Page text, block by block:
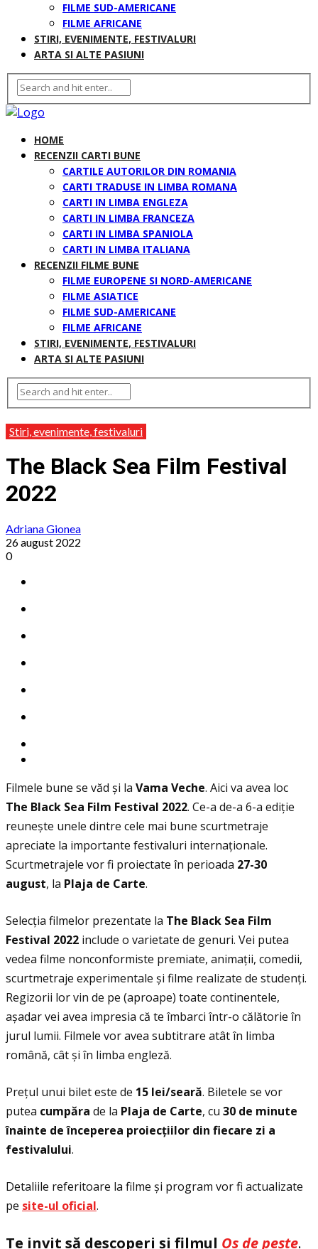
FILME SUD-AMERICANE
FILME AFRICANE
STIRI, EVENIMENTE, FESTIVALURI
ARTA SI ALTE PASIUNI
HOME
RECENZII CARTI BUNE
CARTILE AUTORILOR DIN ROMANIA
CARTI TRADUSE IN LIMBA ROMANA
CARTI IN LIMBA ENGLEZA
CARTI IN LIMBA FRANCEZA
CARTI IN LIMBA SPANIOLA
CARTI IN LIMBA ITALIANA
RECENZII FILME BUNE
FILME EUROPENE SI NORD-AMERICANE
FILME ASIATICE
FILME SUD-AMERICANE
FILME AFRICANE
STIRI, EVENIMENTE, FESTIVALURI
ARTA SI ALTE PASIUNI
Stiri, evenimente, festivaluri
The Black Sea Film Festival
2022
Adriana Gionea
26 august 2022
0
Filmele bune se văd și la Vama Veche. Aici va avea loc
The Black Sea Film Festival 2022. Ce-a de-a 6-a ediţie
reunește unele dintre cele mai bune scurtmetraje
apreciate la importante festivaluri internaţionale.
Scurtmetrajele vor fi proiectate în perioada 27-30
august, la Plaja de Carte.
Selecţia filmelor prezentate la The Black Sea Film
Festival 2022 include o varietate de genuri. Vei putea
vedea filme nonconformiste premiate, animaţii, comedii,
scurtmetraje experimentale și filme realizate de studenţi.
Regizorii lor vin de pe (aproape) toate continentele,
așadar vei avea impresia că te îmbarci într-o călătorie în
jurul lumii. Filmele vor avea subtitrare atât în limba
română, cât și în limba engleză.
Preţul unui bilet este de 15 lei/seară. Biletele se vor
putea cumpăra de la Plaja de Carte, cu 30 de minute
înainte de începerea proiecţiilor din fiecare zi a
festivalului.
Detaliile referitoare la filme și program vor fi actualizate
pe site-ul oficial.
Te invit să descoperi și filmul Os de pește.